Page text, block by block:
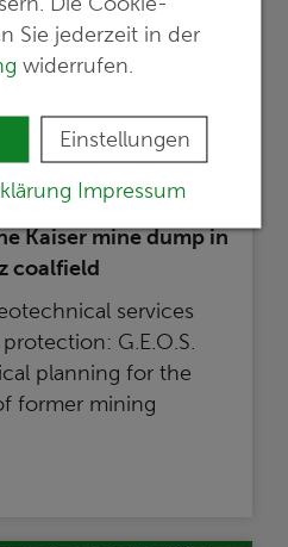
Sie jederzeit in der
widerrufen.
Einstellungen
Impressum
Kaiser mine dump in
coalfield
services
G.E.O.S.
planning for the
former mining